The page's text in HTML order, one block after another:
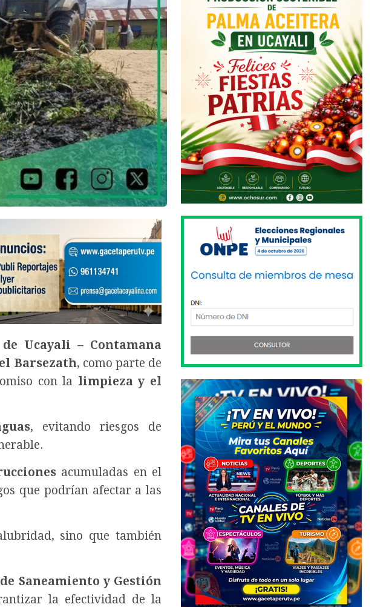
Ucayali – Contamana
Barsezath, como parte de
con la limpieza y el
, evitando riesgos de
acumuladas en el
que podrían afectar a las
sino que también
Saneamiento y Gestión
la efectividad de la